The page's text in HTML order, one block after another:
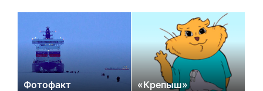
Фотофакт «Крепыш»